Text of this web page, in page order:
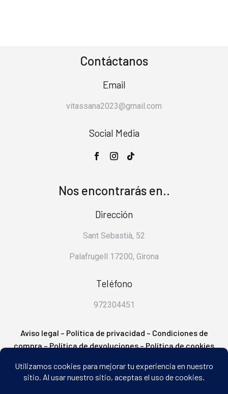
Contáctanos
Email
vitassana2023@gmail.com
Social Media
Nos encontrarás en..
Dirección
Sant Sebastià, 52
Palafrugell 17200, Girona
Teléfono
972304451
Aviso legal – Política de privacidad – Condiciones de
compra–Política de devoluciones–Política de cookies